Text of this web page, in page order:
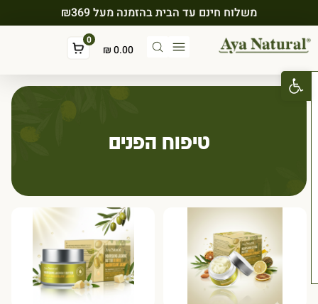
פתח סרגל נגישות
משלוח חינם עד הבית בהזמנה מעל ₪369
₪0.00
0
טיפוח הפנים